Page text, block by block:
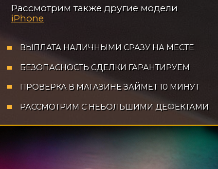
Рассмотрим также другие модели
iPhone
ВЫПЛАТА НАЛИЧНЫМИ СРАЗУ НА МЕСТЕ
БЕЗОПАСНОСТЬ СДЕЛКИ ГАРАНТИРУЕМ
ПРОВЕРКА В МАГАЗИНЕ ЗАЙМЕТ 10 МИНУТ
РАССМОТРИМ С НЕБОЛЬШИМИ ДЕФЕКТАМИ